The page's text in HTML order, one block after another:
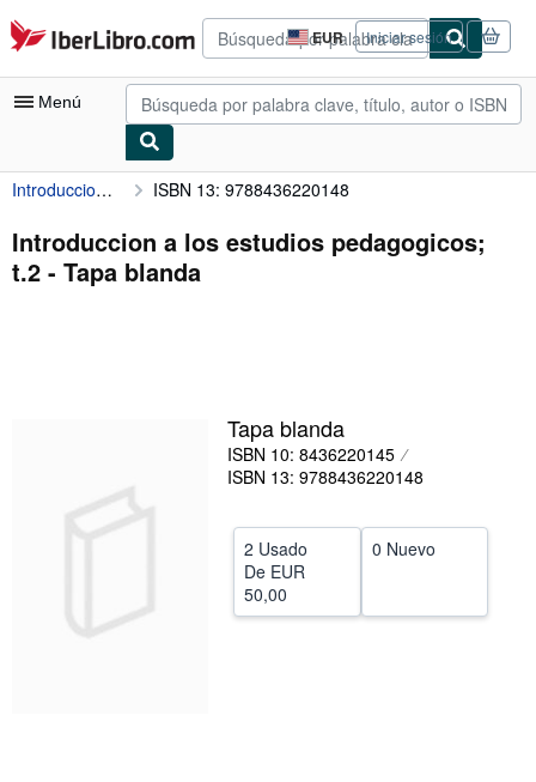
Pasar al contenido principal
IberLibro.com EUR
Preferencias
de
compra
del
Iniciar sesión
Menú
Mi cuenta
Consultar mis pedidos
Búsqueda avanzada
Comenzar a vender
CERRAR
Introduccion a los estudios pedagogicos; t.2 ISBN 13: 9788436220148
Introduccion a los estudios pedagogicos;
t.2 - Tapa blanda
Tapa blanda
ISBN 10: 8436220145
ISBN 13: 9788436220148
2 Usado
De EUR
50,00
0 Nuevo